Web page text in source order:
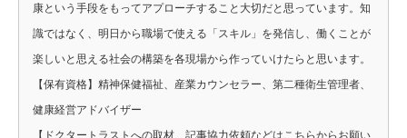
康という手段をもってアプローチすること大切だと思っています。知
識ではなく、明日から職場で使える「スキル」を発信し、働くことが
楽しいと思える社会の構築を各現場から作っていけたらと思います。
【保有資格】精神保健福祉、産業カウンセラー、第二種衛生管理者、
健康経営アドバイザー